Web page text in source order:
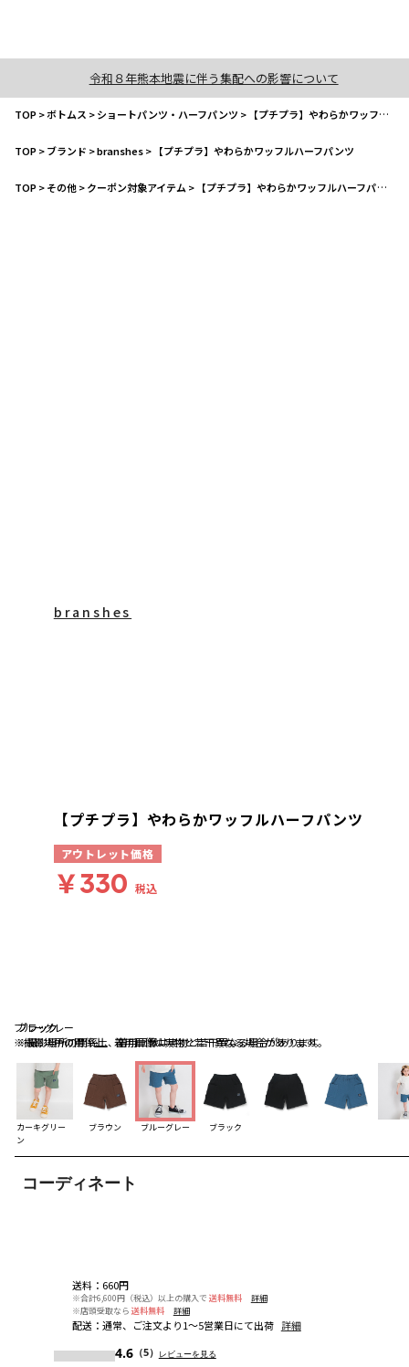
令和８年熊本地震に伴う集配への影響について
TOP>ボトムス >ショートパンツ・ハーフパンツ > 【プチプラ】やわらかワッフルハーフパンツ
TOP>ブランド >branshes> 【プチプラ】やわらかワッフルハーフパンツ
TOP>その他>クーポン対象アイテム > 【プチプラ】やわらかワッフルハーフパンツ
ブルーグレー
※撮影場所の関係上、着用画像は実物と若干異なる場合があります。
ブラック
※撮影場所の関係上、着用画像は実物と若干異なる場合があります。
ブラック
カーキグリー
ン
ブラウン ブルーグレー ブラック
コーディネート
送料： 660円
※合計6,600円（税込）以上の購入で 送料無料
詳細
※店頭受取なら 送料無料 詳細
配送： 通常、ご注文より1～5営業日にて出荷 詳細
4.6（5） レビューを見る
branshes
【プチプラ】やわらかワッフルハーフパンツ
アウトレット価格
￥330 税込